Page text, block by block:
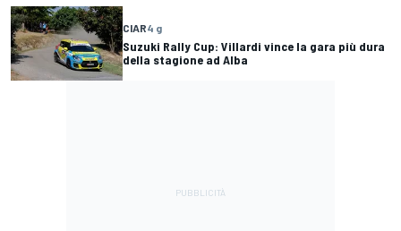
CIAR4 g
Suzuki Rally Cup: Villardi vince la gara più dura
della stagione ad Alba